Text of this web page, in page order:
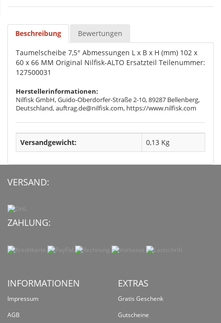
Beschreibung Bewertungen
Taumelscheibe 7,5° Abmessungen L x B x H (mm) 102 x
60 x 66 MM Original Nilfisk-ALTO Ersatzteil Teilenummer:
127500031
Herstellerinformationen:
Nilfisk GmbH, Guido-Oberdorfer-Straße 2-10, 89287 Bellenberg,
Deutschland, auftrag.de@nilfisk.com, https://www.nilfisk.com
Versandgewicht: 0,13 Kg
VERSAND:
ZAHLUNG:
INFORMATIONEN
Impressum
AGB
EXTRAS
Gratis Geschenk
Gutscheine